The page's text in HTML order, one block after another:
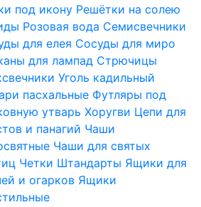
под икону Решётки на солею
Розовая вода Семисвечники
для елея Сосуды для миро
для лампад Стрючицы
Уголь кадильный
пасхальные Футляры под
утварь Хоругви Цепи для
и панагий Чаши
Чаши для святых
Четки Штандарты Ящики для
и огарков Ящики